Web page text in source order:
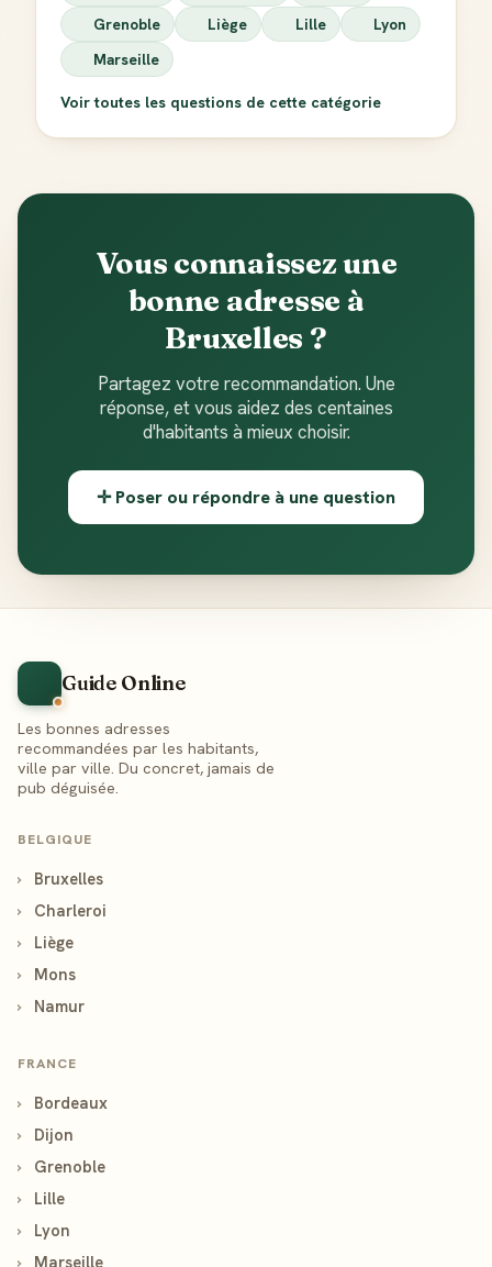
Grenoble
Liège Lille
Lyon
Marseille
Voir toutes les questions de cette catégorie
Vous connaissez une
bonne adresse à
Bruxelles ?
Partagez votre recommandation. Une
réponse, et vous aidez des centaines
d'habitants à mieux choisir.
✛ Poser ou répondre à une question
Guide Online
Les bonnes adresses
recommandées par les habitants,
ville par ville. Du concret, jamais de
pub déguisée.
BELGIQUE
›
Bruxelles
›
Charleroi
›
Liège
›
Mons
›
Namur
FRANCE
›
Bordeaux
›
Dijon
›
Grenoble
›
Lille
›
Lyon
›
Marseille